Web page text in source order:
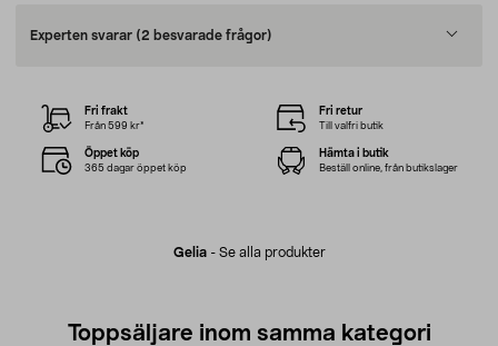
Experten svarar (2 besvarade frågor)
Gelia- Se alla produkter
Fri frakt
Från 599 kr*
Fri retur
Till valfri butik
Öppet köp
365 dagar öppet köp
Hämta i butik
Beställ online, från butikslager
Toppsäljare inom samma kategori